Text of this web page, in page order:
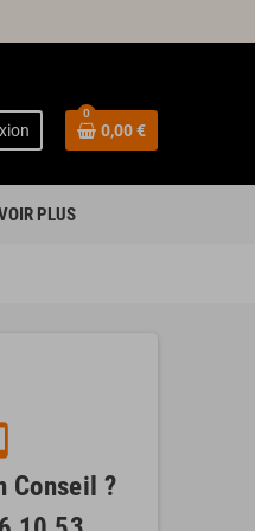
0
0,00 €
PLUS
Conseil ?